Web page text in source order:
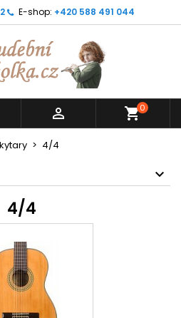
E-shop: +420 588 491 044
 shopping_cart0
4/4
4/4